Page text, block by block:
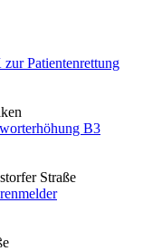
Patientenrettung
B3
Straße